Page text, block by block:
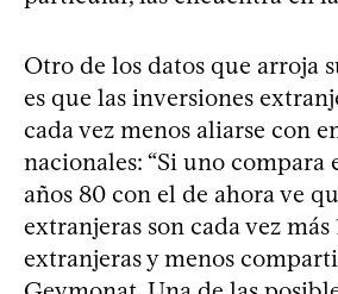
Otro de los datos que arroja
es que las inversiones
cada vez menos aliarse con
nacionales: “Si uno compara
años 80 con el de ahora ve
extranjeras son cada vez más
extranjeras y menos